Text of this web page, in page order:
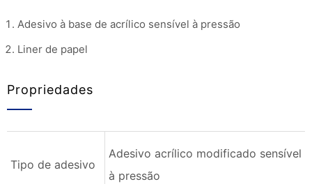
Adesivo à base de acrílico sensível à pressão
Liner de papel
Propriedades
Tipo de adesivo
Adesivo acrílico modificado sensível
à pressão